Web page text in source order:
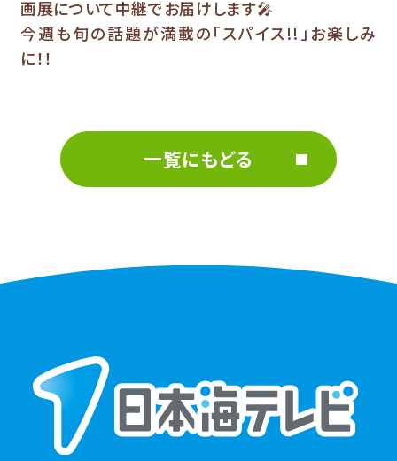
画展について中継でお届けします🎤
今週も旬の話題が満載の「スパイス!!」お楽しみ
に！！
一覧にもどる